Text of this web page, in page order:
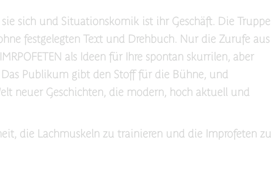
sie sich und Situationskomik ist ihr Geschäft. Die Truppe
festgelegten Text und Drehbuch. Nur die Zurufe aus
als Ideen für Ihre spontan skurrilen, aber
Publikum gibt den Stoff für die Bühne, und
neuer Geschichten, die modern, hoch aktuell und
die Lachmuskeln zu trainieren und die Improfeten zu